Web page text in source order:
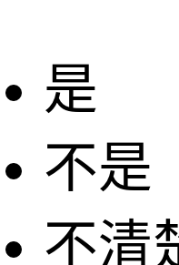
是
不是
不清